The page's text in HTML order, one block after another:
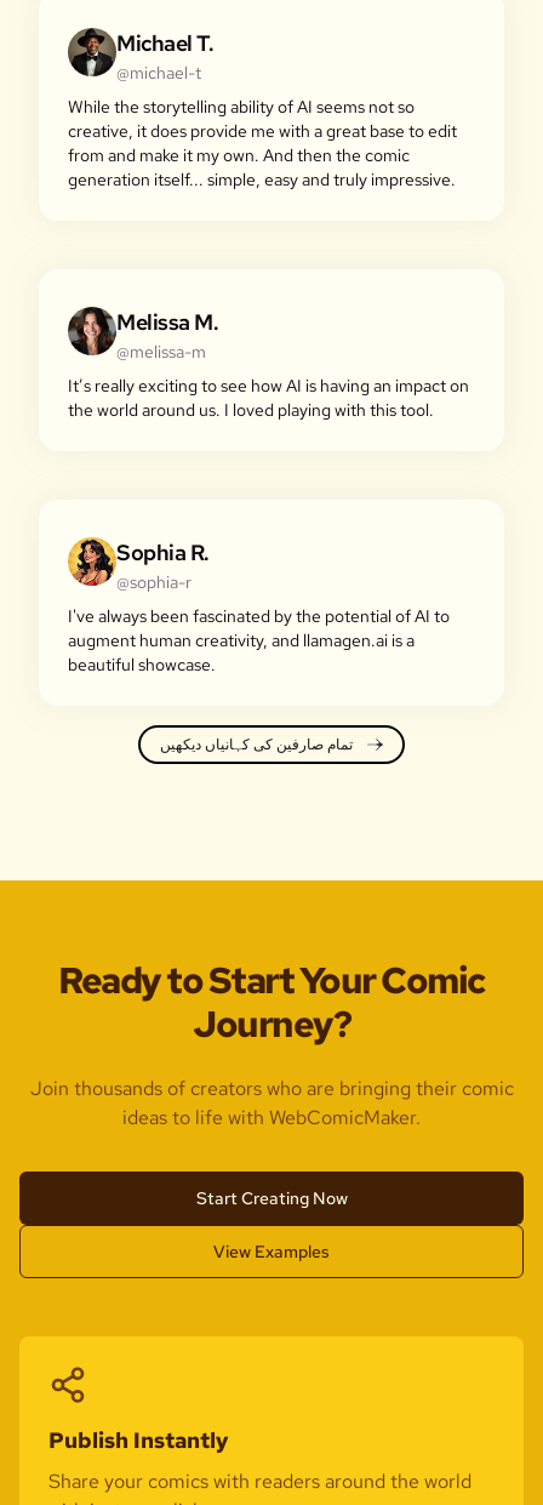
Michael T.
@michael-t
While the storytelling ability of AI seems not so
creative, it does provide me with a great base to edit
from and make it my own. And then the comic
generation itself... simple, easy and truly impressive.
Melissa M.
@melissa-m
It’s really exciting to see how AI is having an impact on
the world around us. I loved playing with this tool.
Sophia R.
@sophia-r
I've always been fascinated by the potential of AI to
augment human creativity, and llamagen.ai is a
beautiful showcase.
تمام صارفین کی کہانیاں دیکھیں
Ready to Start Your Comic
Journey?
Join thousands of creators who are bringing their comic
ideas to life with WebComicMaker.
Start Creating Now
View Examples
Publish Instantly
Share your comics with readers around the world